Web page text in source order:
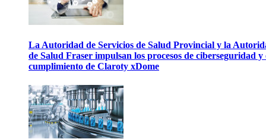
La Autoridad de Servicios de Salud Provincial y la
de Salud Fraser impulsan los procesos de ciberseguridad y
cumplimiento de Claroty xDome